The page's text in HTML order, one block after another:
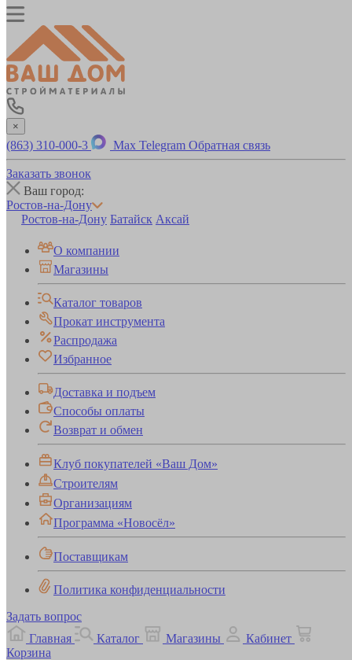
×
(863) 310-000-3 Max Telegram Обратная связь
Заказать звонок
Ваш город:
Ростов-на-Дону
Ростов-на-Дону Батайск Аксай
О компании
Магазины
Каталог товаров
Прокат инструмента
Распродажа
Избранное
Доставка и подъем
Способы оплаты
Возврат и обмен
Клуб покупателей «Ваш Дом»
Строителям
Организациям
Программа «Новосёл»
Поставщикам
Политика конфиденциальности
Задать вопрос
Главная
Каталог Магазины
Кабинет
Корзина